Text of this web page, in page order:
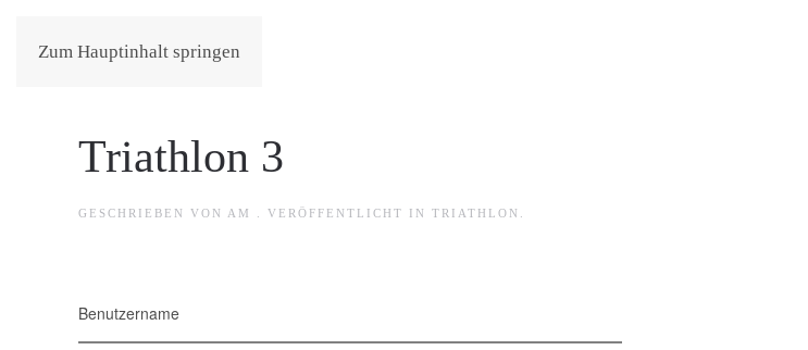
Zum Hauptinhalt springen
Triathlon 3
GESCHRIEBEN VON AM . VERÖFFENTLICHT IN TRIATHLON
Benutzername